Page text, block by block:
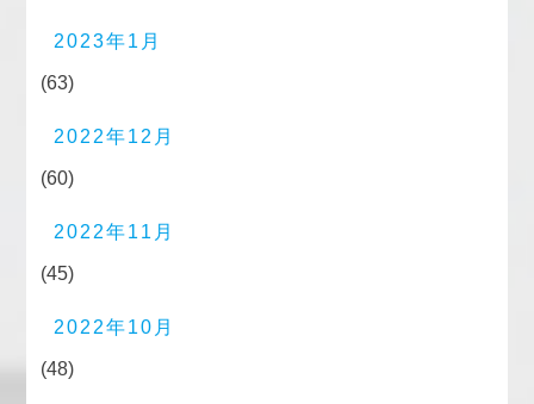
2023年1月
(63)
2022年12月
(60)
2022年11月
(45)
2022年10月
(48)